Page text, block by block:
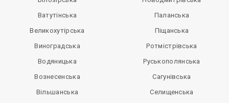
Ватутінська
Великохутірська
Виноградська
Водяницька
Вознесенська
Вільшанська
Паланська
Піщанська
Ротмістрівська
Руськополянська
Сагунівська
Селищенська